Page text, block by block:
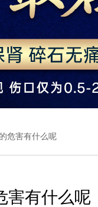
危害有什么呢
害有什么呢